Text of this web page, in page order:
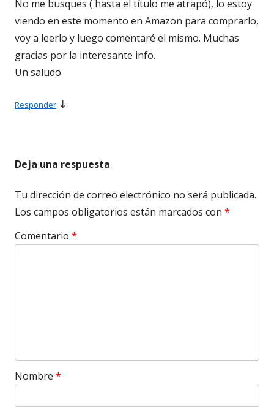
No me busques ( hasta el título me atrapó), lo estoy
viendo en este momento en Amazon para comprarlo,
voy a leerlo y luego comentaré el mismo. Muchas
gracias por la interesante info.
Un saludo
Responder ↓
Deja una respuesta
Tu dirección de correo electrónico no será publicada.
Los campos obligatorios están marcados con *
Comentario *
Nombre *